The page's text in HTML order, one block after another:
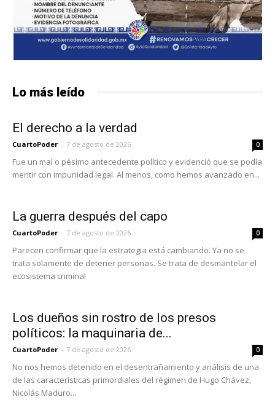
Lo más leído
El derecho a la verdad
CuartoPoder - 7 de agosto de 2026 0
Fue un mal o pésimo antecedente político y evidenció que se podía
mentir con impunidad legal. Al menos, como hemos avanzado en...
La guerra después del capo
CuartoPoder - 7 de agosto de 2026 0
Parecen confirmar que la estrategia está cambiando. Ya no se
trata solamente de detener personas. Se trata de desmantelar el
ecosistema criminal
Los dueños sin rostro de los presos
políticos: la maquinaria de...
CuartoPoder - 7 de agosto de 2026 0
No nos hemos detenido en el desentrañamiento y análisis de una
de las características primordiales del régimen de Hugo Chávez,
Nicolás Maduro...